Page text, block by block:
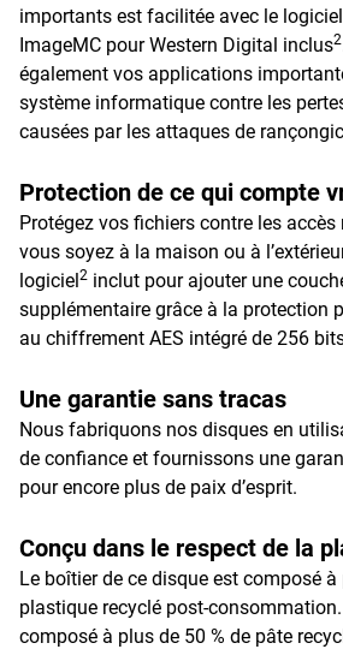
importants est facilitée avec le
ImageMC pour Western Digital inclus2
également vos applications
système informatique contre les
causées par les attaques de
Protection de ce qui compte
Protégez vos fichiers contre les
vous soyez à la maison ou à
logiciel2 inclut pour ajouter une
supplémentaire grâce à la protection
au chiffrement AES intégré de 256
Une garantie sans tracas
Nous fabriquons nos disques en
de confiance et fournissons une
pour encore plus de paix d’esprit.
Conçu dans le respect de la
Le boîtier de ce disque est composé à
plastique recyclé post-consommation.
composé à plus de 50 % de pâte